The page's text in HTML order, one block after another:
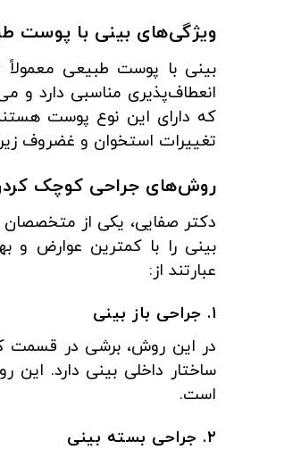
ویژگی‌های بینی با پوست
بینی با پوست طبیعی
انعطاف‌پذیری مناسبی دارد و
که دارای این نوع پوست
تغییرات استخوان و غضروف
روش‌های جراحی کوچک
دکتر صفایی، یکی از متخصصان
بینی را با کمترین عوارض و
عبارتند از:
۱. جراحی باز بینی
در این روش، برشی در قسمت
ساختار داخلی بینی دارد.
است.
۲. جراحی بسته بینی